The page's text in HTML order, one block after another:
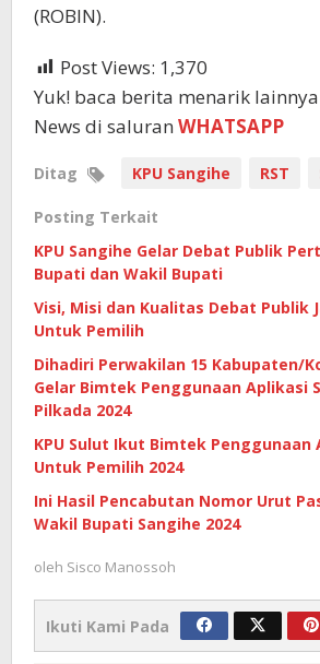
(ROBIN).
Post Views: 1,370
Yuk! baca berita menarik
News di saluran WHATSAPP
Ditag KPU Sangihe RST
Posting Terkait
KPU Sangihe Gelar Debat Publik
Bupati dan Wakil Bupati
Visi, Misi dan Kualitas Debat Publik
Untuk Pemilih
Dihadiri Perwakilan 15 Kabupaten/
Gelar Bimtek Penggunaan Aplikasi
Pilkada 2024
KPU Sulut Ikut Bimtek Penggunaan
Untuk Pemilih 2024
Ini Hasil Pencabutan Nomor Urut
Wakil Bupati Sangihe 2024
oleh Sisco Manossoh
Ikuti Kami Pada